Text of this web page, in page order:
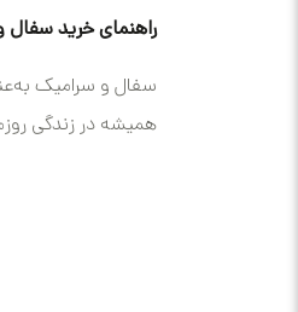
راهنمای خرید سفال
سفال و سرامیک
همیشه در زندگی